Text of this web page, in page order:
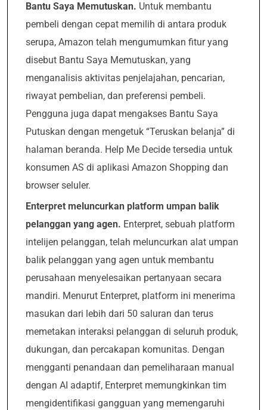
Bantu Saya Memutuskan. Untuk membantu
pembeli dengan cepat memilih di antara produk
serupa, Amazon telah mengumumkan fitur yang
disebut Bantu Saya Memutuskan, yang
menganalisis aktivitas penjelajahan, pencarian,
riwayat pembelian, dan preferensi pembeli.
Pengguna juga dapat mengakses Bantu Saya
Putuskan dengan mengetuk “Teruskan belanja” di
halaman beranda. Help Me Decide tersedia untuk
konsumen AS di aplikasi Amazon Shopping dan
browser seluler.
Enterpret meluncurkan platform umpan balik
pelanggan yang agen. Enterpret, sebuah platform
intelijen pelanggan, telah meluncurkan alat umpan
balik pelanggan yang agen untuk membantu
perusahaan menyelesaikan pertanyaan secara
mandiri. Menurut Enterpret, platform ini menerima
masukan dari lebih dari 50 saluran dan terus
memetakan interaksi pelanggan di seluruh produk,
dukungan, dan percakapan komunitas. Dengan
mengganti penandaan dan pemeliharaan manual
dengan AI adaptif, Enterpret memungkinkan tim
mengidentifikasi gangguan yang memengaruhi